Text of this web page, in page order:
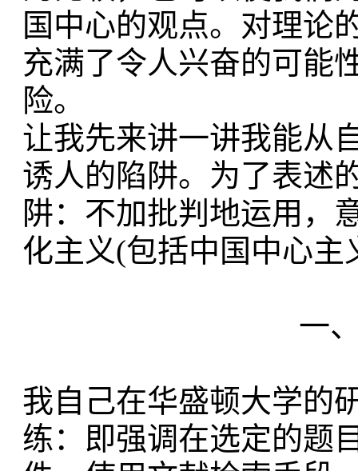
国中心的观点。 对理论
充满了令人兴奋的可能
险。
让我先来讲一讲我能从
诱人的陷 阱。为了表述
阱： 不加批判地运用，
化主义(包括中国中心主
一
我自己在华盛顿大学的
练： 即强调在选定的题